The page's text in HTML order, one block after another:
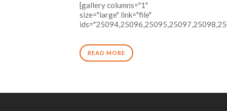
[gallery columns="1"
size="large" link="file"
READ MORE